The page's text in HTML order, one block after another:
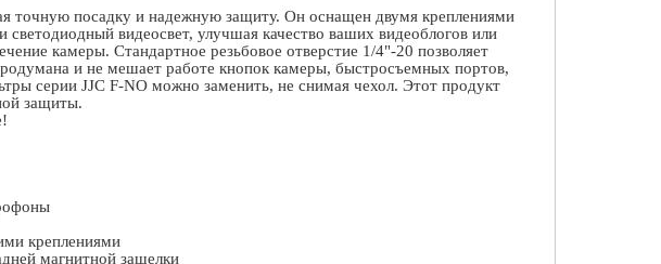
точную посадку и надежную защиту. Он оснащен двумя креплениями
видеосвет, улучшая качество ваших видеоблогов или
камеры. Стандартное резьбовое отверстие 1/4"-20 позволяет
и не мешает работе кнопок камеры, быстросъемных портов,
серии JJC F-NO можно заменить, не снимая чехол. Этот продукт
защиты.
креплениями
магнитной защелки